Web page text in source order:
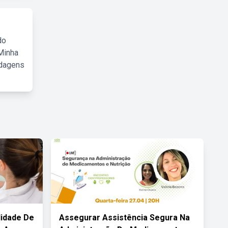
De
Assegurar Assistência Segura Na